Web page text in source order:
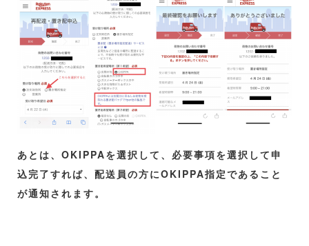
あとは、OKIPPAを選択して、必要事項を選択して申
込完了すれば、配送員の方にOKIPPA指定であること
が通知されます。